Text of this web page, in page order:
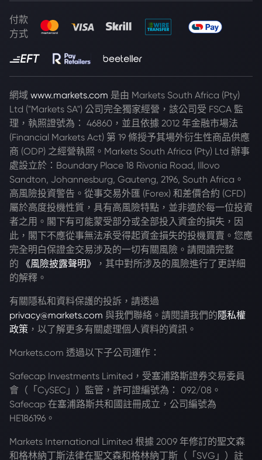
付款
方式
網域 www.markets.com 是由 Markets South Africa (Pty)
Ltd ("Markets SA") 公司完全獨家經營，該公司受 FSCA 監
理，執照證號為： 46860，並且依據 2012 年金融市場法
(Financial Markets Act) 第 19 條授予其場外衍生性商品供應
商 (ODP) 之經營執照。Markets South Africa (Pty) Ltd 辦事
處設立於：Boundary Place 18 Rivonia Road, Illovo
Sandton, Johannesburg, Gauteng, 2196, South Africa。
高風險投資警告。從事交易外匯 (Forex) 和差價合約 (CFD)
屬於高度投機性質，具有高風險特點，並非適於每一位投資
者之用。閣下有可能蒙受部分或全部投入資金的損失，因
此，閣下不應從事無法承受得起資金損失的投機買賣。您應
完全明白保證金交易涉及的一切有關風險。請閱讀完整
的
《風險披露聲明》
，其中對所涉及的風險進行了更詳細
的解釋。
有關隱私和資料保護的投訴，請透過
privacy@markets.com 與我們聯絡。請閱讀我們的隱私權
政策 ，以了解更多有關處理個人資料的資訊。
Markets.com 透過以下子公司運作：
Safecap Investments Limited，受塞浦路斯證券交易委員
會（「CySEC」）監管，許可證編號為： 092/08。
Safecap 在塞浦路斯共和國註冊成立，公司編號為
HE186196。
Markets International Limited 根據 2009 年修訂的聖文森
和格林納丁斯法律在聖文森和格林納丁斯（「SVG」）註